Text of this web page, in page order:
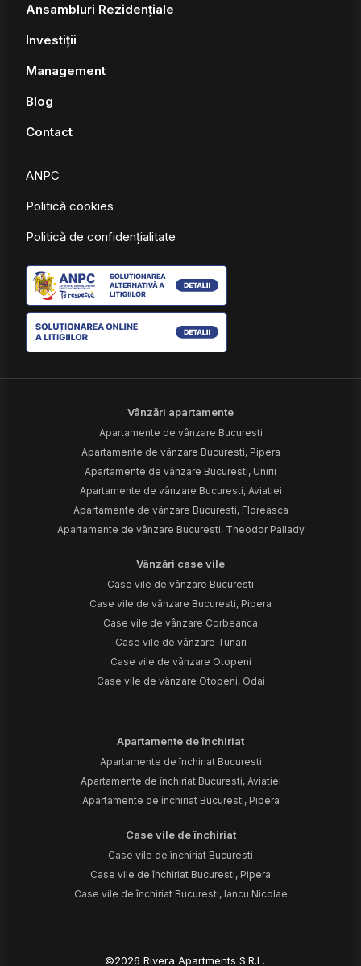
Ansambluri Rezidențiale
Investiții
Management
Blog
Contact
ANPC
Politică cookies
Politică de confidențialitate
Vânzări apartamente
Apartamente de vânzare Bucuresti
Apartamente de vânzare Bucuresti, Pipera
Apartamente de vânzare Bucuresti, Unirii
Apartamente de vânzare Bucuresti, Aviatiei
Apartamente de vânzare Bucuresti, Floreasca
Apartamente de vânzare Bucuresti, Theodor Pallady
Vânzări case vile
Case vile de vânzare Bucuresti
Case vile de vânzare Bucuresti, Pipera
Case vile de vânzare Corbeanca
Case vile de vânzare Tunari
Case vile de vânzare Otopeni
Case vile de vânzare Otopeni, Odai
Apartamente de închiriat
Apartamente de închiriat Bucuresti
Apartamente de închiriat Bucuresti, Aviatiei
Apartamente de închiriat Bucuresti, Pipera
Case vile de închiriat
Case vile de închiriat Bucuresti
Case vile de închiriat Bucuresti, Pipera
Case vile de închiriat Bucuresti, Iancu Nicolae
©2026 Rivera Apartments S.R.L.